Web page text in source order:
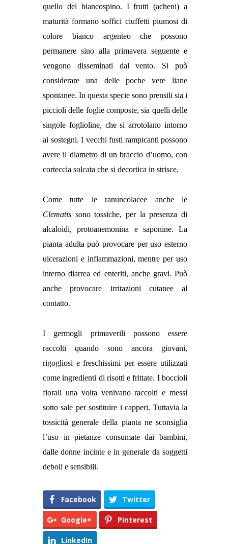
quello del biancospino. I frutti (acheni) a
maturità formano soffici ciuffetti piumosi di
colore bianco argenteo che possono
permanere sino alla primavera seguente e
vengono disseminati dal vento. Si può
considerare una delle poche vere liane
spontanee. In questa specie sono prensili sia i
piccioli delle foglie composte, sia quelli delle
singole foglioline, che si arrotolano intorno
ai sostegni. I vecchi fusti rampicanti possono
avere il diametro di un braccio d’uomo, con
corteccia solcata che si decortica in strisce.
Come tutte le ranuncolacee anche le
Clematis sono tossiche, per la presenza di
alcaloidi, protoanemonina e saponine. La
pianta adulta può provocare per uso esterno
ulcerazioni e infiammazioni, mentre per uso
interno diarrea ed enteriti, anche gravi. Può
anche provocare irritazioni cutanee al
contatto.
I germogli primaverili possono essere
raccolti quando sono ancora giovani,
rigogliosi e freschissimi per essere utilizzati
come ingredienti di risotti e frittate. I boccioli
fiorali una volta venivano raccolti e messi
sotto sale per sostituire i capperi. Tuttavia la
tossicità generale della pianta ne sconsiglia
l’uso in pietanze consumate dai bambini,
dalle donne incinte e in generale da soggetti
deboli e sensibili.
Facebook Twitter
Google+ Pinterest
LinkedIn